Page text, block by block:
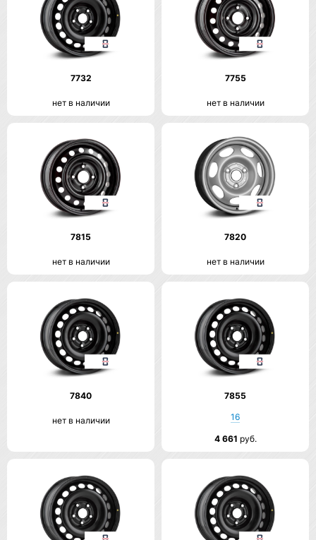
7732
нет в наличии
7755
нет в наличии
7815
нет в наличии
7820
нет в наличии
7840
нет в наличии
7855
16
4 661 руб.